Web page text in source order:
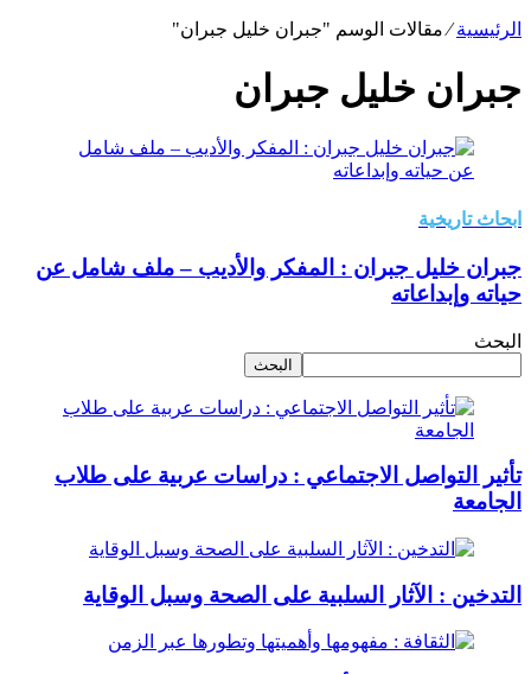
الرئيسية⁄مقالات الوسم "جبران خليل جبران"
جبران خليل جبران
ابحاث تاريخية
جبران خليل جبران : المفكر والأديب – ملف شامل عن
حياته وإبداعاته
البحث
البحث
تأثير التواصل الاجتماعي : دراسات عربية على طلاب
الجامعة
التدخين : الآثار السلبية على الصحة وسبل الوقاية